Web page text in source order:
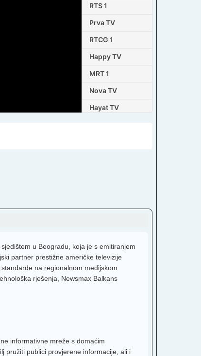
RTS 1
Prva TV
RTCG 1
Happy TV
MRT 1
Nova TV
Hayat TV
Red TV
FTVBiH
TV Slovenija 1
OBN TV
CMC TV
u Beogradu, koja je s emitiranjem
partner prestižne američke televizije
na regionalnom medijskom
rješenja, Newsmax Balkans
informativne mreže s domaćim
pružiti publici provjerene informacije, ali i